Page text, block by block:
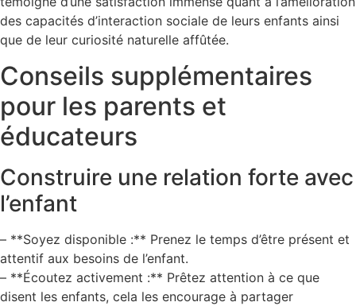
des capacités d’interaction sociale de leurs enfants ainsi
que de leur curiosité naturelle affûtée.
Conseils supplémentaires
pour les parents et
éducateurs
Construire une relation forte avec
l’enfant
– **Soyez disponible :** Prenez le temps d’être présent et
attentif aux besoins de l’enfant.
– **Écoutez activement :** Prêtez attention à ce que
disent les enfants, cela les encourage à partager